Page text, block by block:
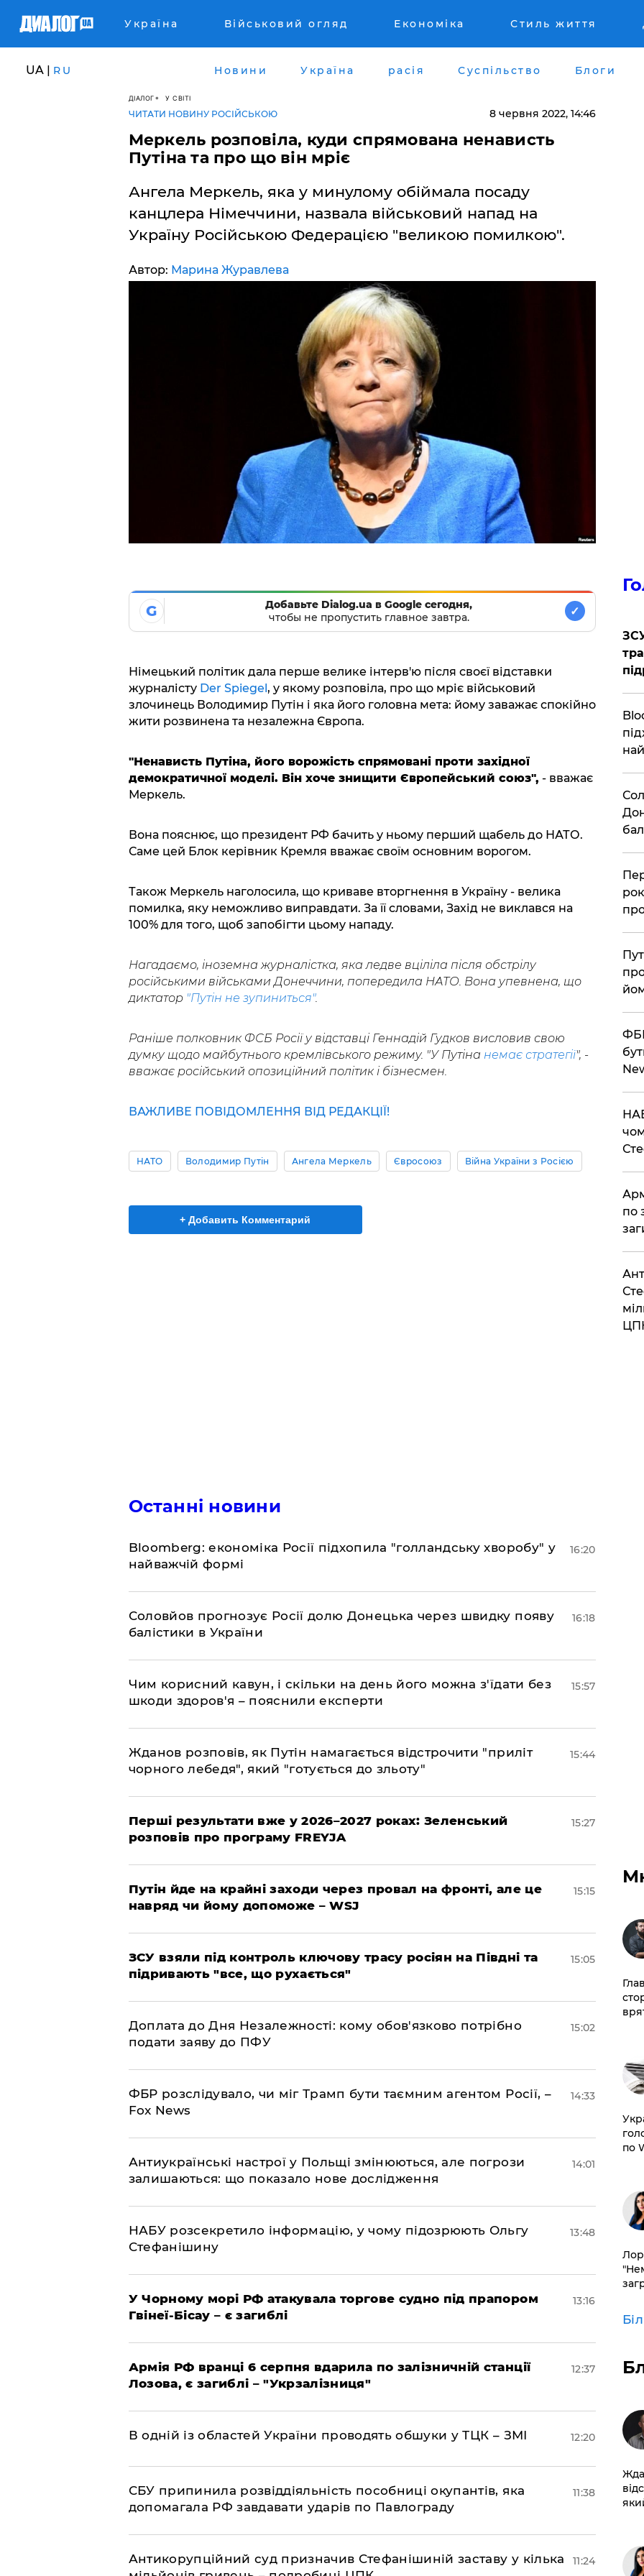
Україна Військовий огляд Економіка Стиль життя
UA | RU Новини Україна расія Суспільство Блоги
ДІАЛОГ У СВІТІ
ЧИТАТИ НОВИНУ РОСІЙСЬКОЮ 8 червня 2022, 14:46
Меркель розповіла, куди спрямована ненависть
Путіна та про що він мріє
Ангела Меркель, яка у минулому обіймала посаду
канцлера Німеччини, назвала військовий напад на
Україну Російською Федерацією "великою помилкою".
Автор: Марина Журавлева
G
Добавьте Dialog.ua в Google сегодня,
чтобы не пропустить главное завтра.
✓
Німецький політик дала перше велике інтерв'ю після своєї відставки
журналісту Der Spiegel , у якому розповіла, про що мріє військовий
злочинець Володимир Путін і яка його головна мета: йому заважає спокійно
жити розвинена та незалежна Європа.
"Ненависть Путіна, його ворожість спрямовані проти західної
демократичної моделі. Він хоче знищити Європейський союз", - вважає
Меркель.
Вона пояснює, що президент РФ бачить у ньому перший щабель до НАТО.
Саме цей Блок керівник Кремля вважає своїм основним ворогом.
Також Меркель наголосила, що криваве вторгнення в Україну - велика
помилка, яку неможливо виправдати. За її словами, Захід не виклався на
100% для того, щоб запобігти цьому нападу.
Нагадаємо, іноземна журналістка, яка ледве вціліла після обстрілу
російськими військами Донеччини, попередила НАТО. Вона упевнена, що
диктатор "Путін не зупиниться".
Раніше полковник ФСБ Росії у відставці Геннадій Гудков висловив свою
думку щодо майбутнього кремлівського режиму. "У Путіна немає стратегії", -
вважає російський опозиційний політик і бізнесмен.
ВАЖЛИВЕ ПОВІДОМЛЕННЯ ВІД РЕДАКЦІЇ!
НАТО Володимир Путін Ангела Меркель Євросоюз Війна України з Росією
+ Добавить Комментарий
Останні новини
Bloomberg: економіка Росії підхопила "голландську хворобу" у
найважчій формі
16:20
Соловйов прогнозує Росії долю Донецька через швидку появу
балістики в України
16:18
Чим корисний кавун, і скільки на день його можна з'їдати без
шкоди здоров'я – пояснили експерти
15:57
Жданов розповів, як Путін намагається відстрочити "приліт
чорного лебедя", який "готується до зльоту"
15:44
Перші результати вже у 2026–2027 роках: Зеленський
розповів про програму FREYJA
15:27
Путін йде на крайні заходи через провал на фронті, але це
навряд чи йому допоможе – WSJ
15:15
ЗСУ взяли під контроль ключову трасу росіян на Півдні та
підривають "все, що рухається"
15:05
Доплата до Дня Незалежності: кому обов'язково потрібно
подати заяву до ПФУ
15:02
ФБР розслідувало, чи міг Трамп бути таємним агентом Росії, –
Fox News
14:33
Антиукраїнські настрої у Польщі змінюються, але погрози
залишаються: що показало нове дослідження
14:01
НАБУ розсекретило інформацію, у чому підозрюють Ольгу
Стефанішину
13:48
У Чорному морі РФ атакувала торгове судно під прапором
Гвінеї-Бісау – є загиблі
13:16
Армія РФ вранці 6 серпня вдарила по залізничній станції
Лозова, є загиблі – "Укрзалізниця"
12:37
В одній із областей України проводять обшуки у ТЦК – ЗМІ 12:20
СБУ припинила розвіддіяльність пособниці окупантів, яка
допомагала РФ завдавати ударів по Павлограду
11:38
Антикорупційний суд призначив Стефанішиній заставу у кілька
11:24
по
по